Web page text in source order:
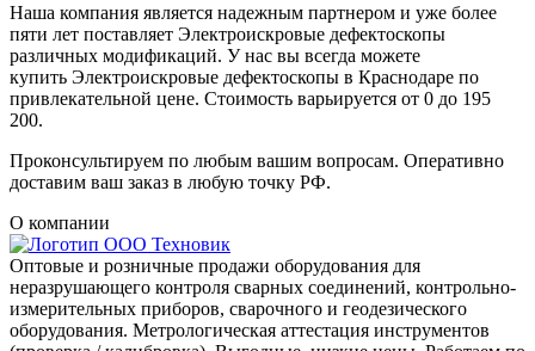
Наша компания является надежным партнером и уже более
пяти лет поставляет Электроискровые дефектоскопы
различных модификаций. У нас вы всегда можете
купить Электроискровые дефектоскопы в Краснодаре по
привлекательной цене. Стоимость варьируется от 0 до 195
200.
Проконсультируем по любым вашим вопросам. Оперативно
доставим ваш заказ в любую точку РФ.
О компании
Оптовые и розничные продажи оборудования для
неразрушающего контроля сварных соединений, контрольно-
измерительных приборов, сварочного и геодезического
оборудования. Метрологическая аттестация инструментов